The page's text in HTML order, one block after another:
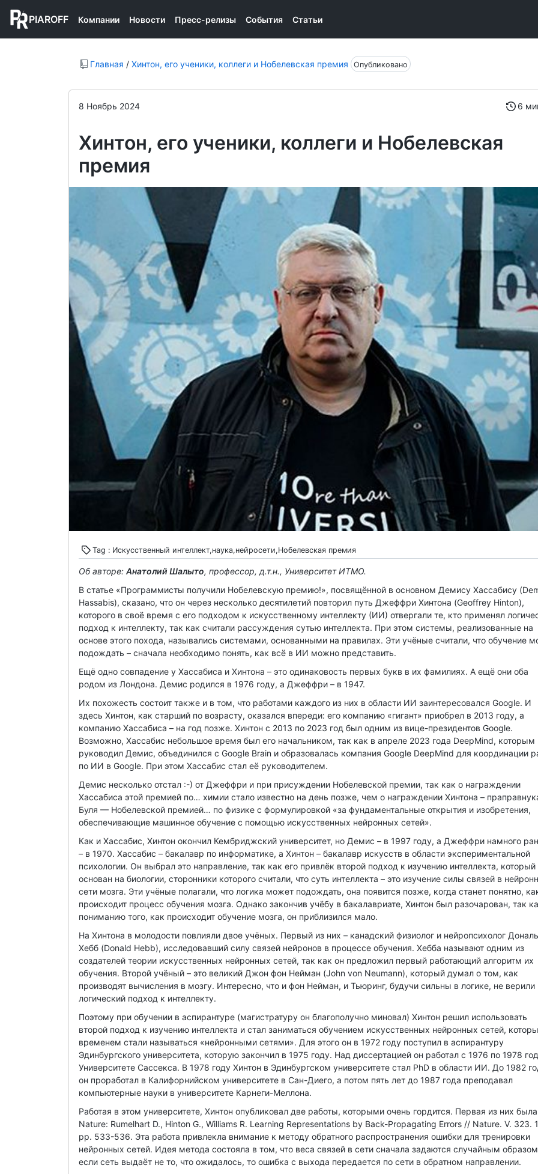
PIAROFF Компании Новости Пресс-релизы События Статьи
Главная / Хинтон, его ученики, коллеги и Нобелевская премия Опубликовано
8 Ноябрь 2024 6
Хинтон, его ученики, коллеги и Нобелевская
премия
Tag : Искусственный интеллект,наука,нейросети,Нобелевская премия
Об авторе: Анатолий Шалыто, профессор, д.т.н., Университет ИТМО.
В статье «Программисты получили Нобелевскую премию!», посвящённой в основном Демису Хассабису
Hassabis), сказано, что он через несколько десятилетий повторил путь Джеффри Хинтона (Geoffrey Hinton),
которого в своё время с его подходом к искусственному интеллекту (ИИ) отвергали те, кто применял
подход к интеллекту, так как считали рассуждения сутью интеллекта. При этом системы, реализованные на
основе этого похода, назывались системами, основанными на правилах. Эти учёные считали, что обучение
подождать – сначала необходимо понять, как всё в ИИ можно представить.
Ещё одно совпадение у Хассабиса и Хинтона – это одинаковость первых букв в их фамилиях. А ещё они оба
родом из Лондона. Демис родился в 1976 году, а Джеффри – в 1947.
Их похожесть состоит также и в том, что работами каждого из них в области ИИ заинтересовался Google. И
здесь Хинтон, как старший по возрасту, оказался впереди: его компанию «гигант» приобрел в 2013 году, а
компанию Хассабиса – на год позже. Хинтон с 2013 по 2023 год был одним из вице-президентов Google.
Возможно, Хассабис небольшое время был его начальником, так как в апреле 2023 года DeepMind, которым
руководил Демис, объединился с Google Brain и образовалась компания Google DeepMind для координации
по ИИ в Google. При этом Хассабис стал её руководителем.
Демис несколько отстал :-) от Джеффри и при присуждении Нобелевской премии, так как о награждении
Хассабиса этой премией по… химии стало известно на день позже, чем о награждении Хинтона –
Буля — Нобелевской премией… по физике с формулировкой «за фундаментальные открытия и изобретения,
обеспечивающие машинное обучение с помощью искусственных нейронных сетей».
Как и Хассабис, Хинтон окончил Кембриджский университет, но Демис – в 1997 году, а Джеффри намного
– в 1970. Хассабис – бакалавр по информатике, а Хинтон – бакалавр искусств в области экспериментальной
психологии. Он выбрал это направление, так как его привлёк второй подход к изучению интеллекта, который
основан на биологии, сторонники которого считали, что суть интеллекта – это изучение силы связей в
сети мозга. Эти учёные полагали, что логика может подождать, она появится позже, когда станет понятно,
происходит процесс обучения мозга. Однако закончив учёбу в бакалавриате, Хинтон был разочарован, так
пониманию того, как происходит обучение мозга, он приблизился мало.
На Хинтона в молодости повлияли двое учёных. Первый из них – канадский физиолог и нейропсихолог
Хебб (Donald Hebb), исследовавший силу связей нейронов в процессе обучения. Хебба называют одним из
создателей теории искусственных нейронных сетей, так как он предложил первый работающий алгоритм их
обучения. Второй учёный – это великий Джон фон Нейман (John von Neumann), который думал о том, как
производят вычисления в мозгу. Интересно, что и фон Нейман, и Тьюринг, будучи сильны в логике, не верили
логический подход к интеллекту.
Поэтому при обучении в аспирантуре (магистратуру он благополучно миновал) Хинтон решил использовать
второй подход к изучению интеллекта и стал заниматься обучением искусственных нейронных сетей,
временем стали называться «нейронными сетями». Для этого он в 1972 году поступил в аспирантуру
Эдинбургского университета, которую закончил в 1975 году. Над диссертацией он работал с 1976 по 1978
Университете Сассекса. В 1978 году Хинтон в Эдинбургском университете стал PhD в области ИИ. До 1982
он проработал в Калифорнийском университете в Сан-Диего, а потом пять лет до 1987 года преподавал
компьютерные науки в университете Карнеги-Меллона.
Работая в этом университете, Хинтон опубликовал две работы, которыми очень гордится. Первая из них
Nature: Rumelhart D., Hinton G., Williams R. Learning Representations by Back-Propagating Errors // Nature. V. 323.
pp. 533-536. Эта работа привлекла внимание к методу обратного распространения ошибки для тренировки
нейронных сетей. Идея метода состояла в том, что веса связей в сети сначала задаются случайным
если сеть выдаёт не то, что ожидалось, то ошибка с выхода передается по сети в обратном направлении.